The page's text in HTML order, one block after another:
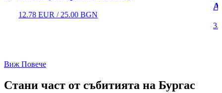
12.78 EUR / 25.00 BGN
Виж Повече
Стани част от събитията на Бургас